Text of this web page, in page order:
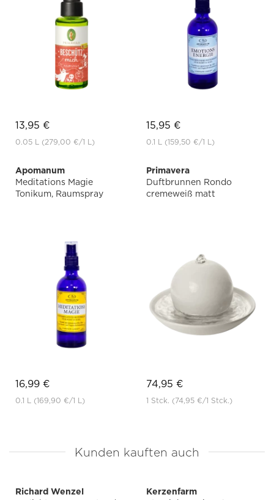
13,95 €
0.05 L (279,00 €/1 L)
15,95 €
0.1 L (159,50 €/1 L)
Apomanum
Meditations Magie
Tonikum, Raumspray
16,99 €
0.1 L (169,90 €/1 L)
Primavera
Duftbrunnen Rondo
cremeweiß matt
74,95 €
1 Stck. (74,95 €/1 Stck.)
Kunden kauften auch
Richard Wenzel
Kerzenfarm